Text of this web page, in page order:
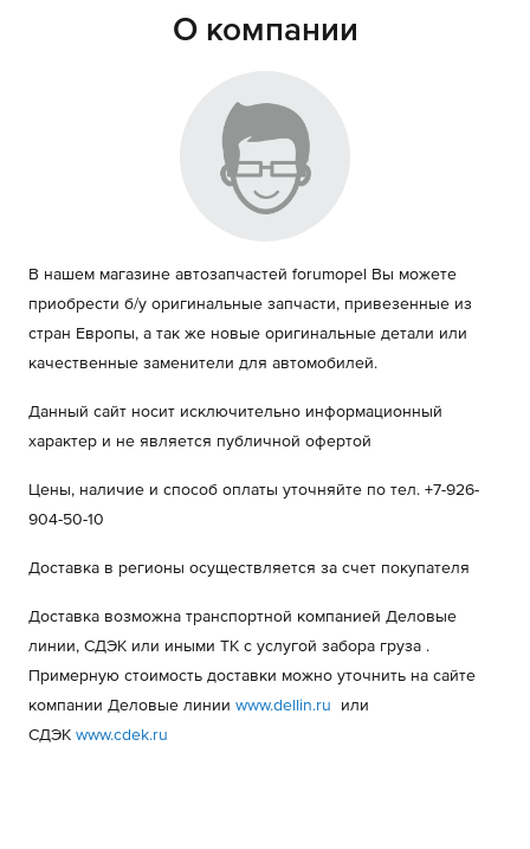
О компании
В нашем магазине автозапчастей forumopel Вы можете
приобрести б/у оригинальные запчасти, привезенные из
стран Европы, а так же новые оригинальные детали или
качественные заменители для автомобилей.
Данный сайт носит исключительно информационный
характер и не является публичной офертой
Цены, наличие и способ оплаты уточняйте по тел. +7-926-
904-50-10
Доставка в регионы осуществляется за счет покупателя
Доставка возможна транспортной компанией Деловые
линии, СДЭК или иными ТК с услугой забора груза .
Примерную стоимость доставки можно уточнить на сайте
компании Деловые линии www.dellin.ru или
СДЭК www.cdek.ru